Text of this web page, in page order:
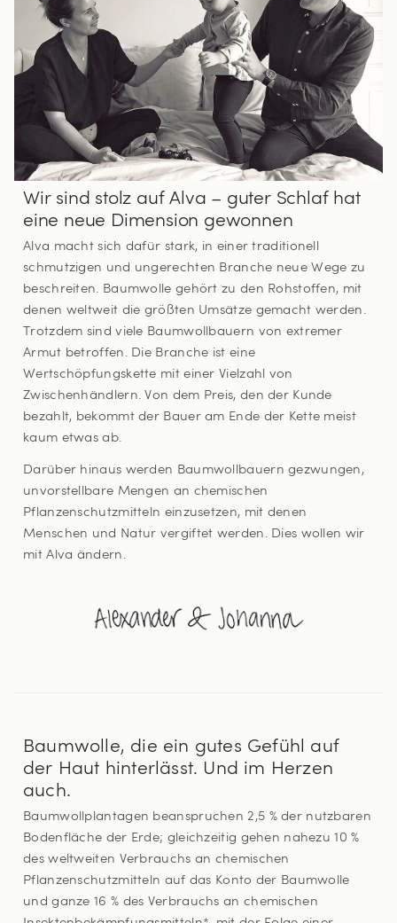
Wir sind stolz auf Alva – guter Schlaf hat
eine neue Dimension gewonnen
Alva macht sich dafür stark, in einer traditionell
schmutzigen und ungerechten Branche neue Wege zu
beschreiten. Baumwolle gehört zu den Rohstoffen, mit
denen weltweit die größten Umsätze gemacht werden.
Trotzdem sind viele Baumwollbauern von extremer
Armut betroffen. Die Branche ist eine
Wertschöpfungskette mit einer Vielzahl von
Zwischenhändlern. Von dem Preis, den der Kunde
bezahlt, bekommt der Bauer am Ende der Kette meist
kaum etwas ab.
Darüber hinaus werden Baumwollbauern gezwungen,
unvorstellbare Mengen an chemischen
Pflanzenschutzmitteln einzusetzen, mit denen
Menschen und Natur vergiftet werden. Dies wollen wir
mit Alva ändern.
Baumwolle, die ein gutes Gefühl auf
der Haut hinterlässt. Und im Herzen
auch.
Baumwollplantagen beanspruchen 2,5 % der nutzbaren
Bodenfläche der Erde; gleichzeitig gehen nahezu 10 %
des weltweiten Verbrauchs an chemischen
Pflanzenschutzmitteln auf das Konto der Baumwolle
und ganze 16 % des Verbrauchs an chemischen